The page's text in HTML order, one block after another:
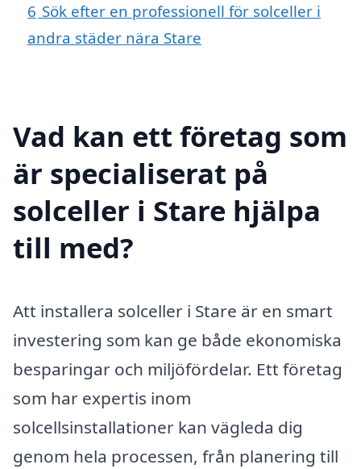
6 Sök efter en professionell för solceller i
andra städer nära Stare
Vad kan ett företag som
är specialiserat på
solceller i Stare hjälpa
till med?
Att installera solceller i Stare är en smart
investering som kan ge både ekonomiska
besparingar och miljöfördelar. Ett företag
som har expertis inom
solcellsinstallationer kan vägleda dig
genom hela processen, från planering till